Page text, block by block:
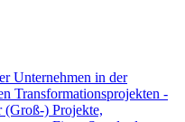
Unternehmen in der
Transformationsprojekten -
(Groß-) Projekte,